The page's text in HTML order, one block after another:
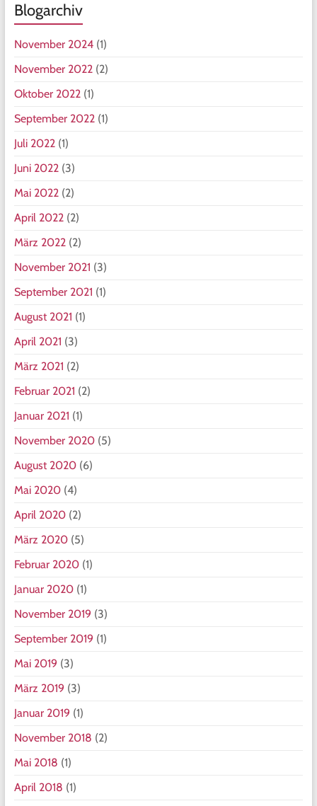
Blogarchiv
November 2024(1)
November 2022(2)
Oktober 2022(1)
September 2022(1)
Juli 2022(1)
Juni 2022(3)
Mai 2022(2)
April 2022(2)
März 2022(2)
November 2021 (3)
September 2021 (1)
August 2021 (1)
April 2021 (3)
März 2021 (2)
Februar 2021 (2)
Januar 2021 (1)
November 2020(5)
August 2020(6)
Mai 2020(4)
April 2020(2)
März 2020(5)
Februar 2020(1)
Januar 2020(1)
November 2019 (3)
September 2019 (1)
Mai 2019 (3)
März 2019 (3)
Januar 2019 (1)
November 2018 (2)
Mai 2018 (1)
April 2018 (1)